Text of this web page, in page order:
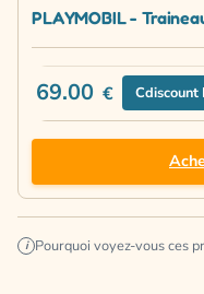
PLAYMOBIL -
69.00 € Cdiscount
i Pourquoi voyez-vous ces